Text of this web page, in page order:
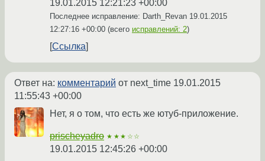
19.01.2015 12:21:23 +00:00
Последнее исправление: Darth_Revan 19.01.2015
12:27:16 +00:00 (всего исправлений: 2)
Ссылка
Ответ на: комментарий от next_time 19.01.2015
11:55:43 +00:00
Нет, я о том, что есть же ютуб-приложение.
prischeyadro ★★★☆☆
19.01.2015 12:45:26 +00:00